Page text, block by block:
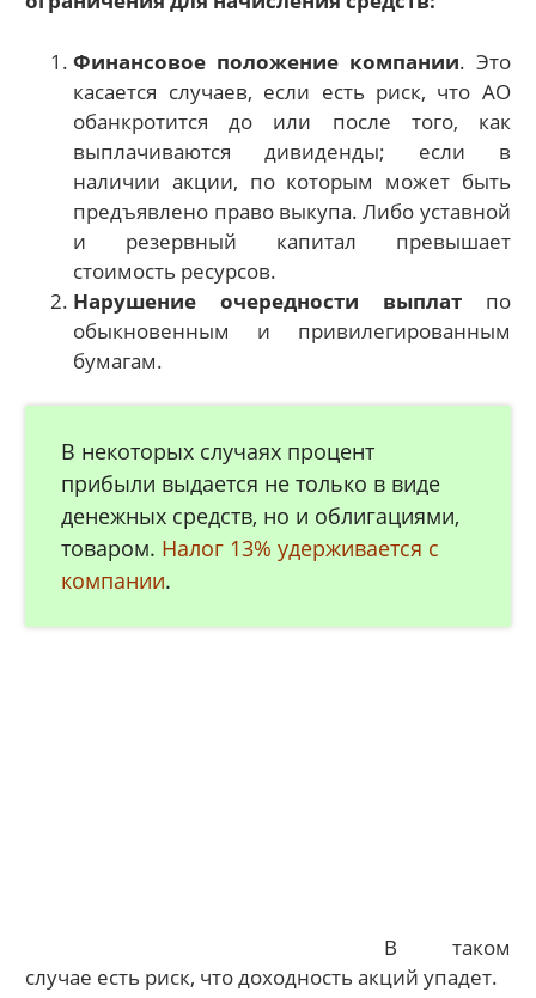
Финансовое положение компании. Это
касается случаев, если есть риск, что АО
обанкротится до или после того, как
выплачиваются дивиденды; если в
наличии акции, по которым может быть
предъявлено право выкупа. Либо уставной
и резервный капитал превышает
стоимость ресурсов.
Нарушение очередности выплатпо
обыкновенным и привилегированным
бумагам.
В некоторых случаях процент
прибыли выдается не только в виде
денежных средств, но и облигациями,
товаром. Налог 13% удерживается с
компании.
В таком
случае есть риск, что доходность акций упадет.